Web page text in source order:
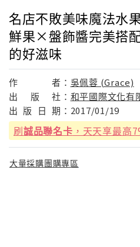
名店不敗美味魔法
鮮果×盤飾醬完美搭
的好滋味
作 者： 吳佩蓉 (Grace)
出
版 社： 和平國際文化有
出 版 日 期： 2017/01/19
刷誠品聯名卡 ，天天享最高
大量採購團購專區